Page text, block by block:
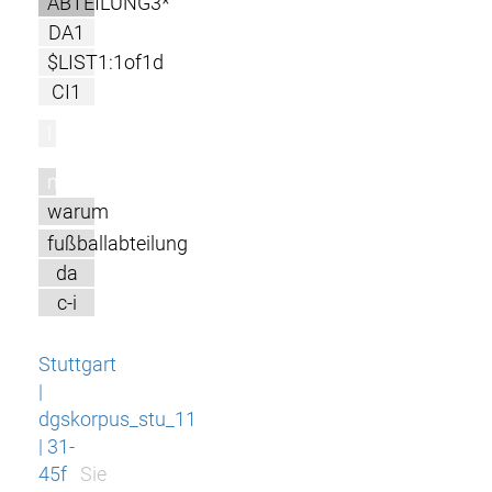
DA1
$LIST1:1of1d
CI1
m
warum
fußballabteilung
da
c-i
Stuttgart
|
dgskorpus_stu_11
| 31-
45f
Sie